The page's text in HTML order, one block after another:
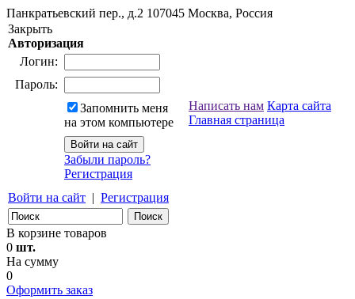
Панкратьевский пер., д.2 107045 Москва, Россия
Закрыть
Авторизация
Логин:
Пароль:
Запомнить меня
на этом компьютере
Забыли пароль?
Регистрация
Войти на сайт | Регистрация
Написать нам Карта сайта
Главная страница
В корзине товаров
0 шт.
На сумму
0
Оформить заказ